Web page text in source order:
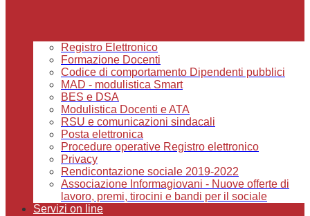
Registro Elettronico
Formazione Docenti
Codice di comportamento Dipendenti pubblici
MAD - modulistica Smart
BES e DSA
Modulistica Docenti e ATA
RSU e comunicazioni sindacali
Posta elettronica
Procedure operative Registro elettronico
Privacy
Rendicontazione sociale 2019-2022
Associazione Informagiovani - Nuove offerte di
lavoro, premi, tirocini e bandi per il sociale
Servizi on line